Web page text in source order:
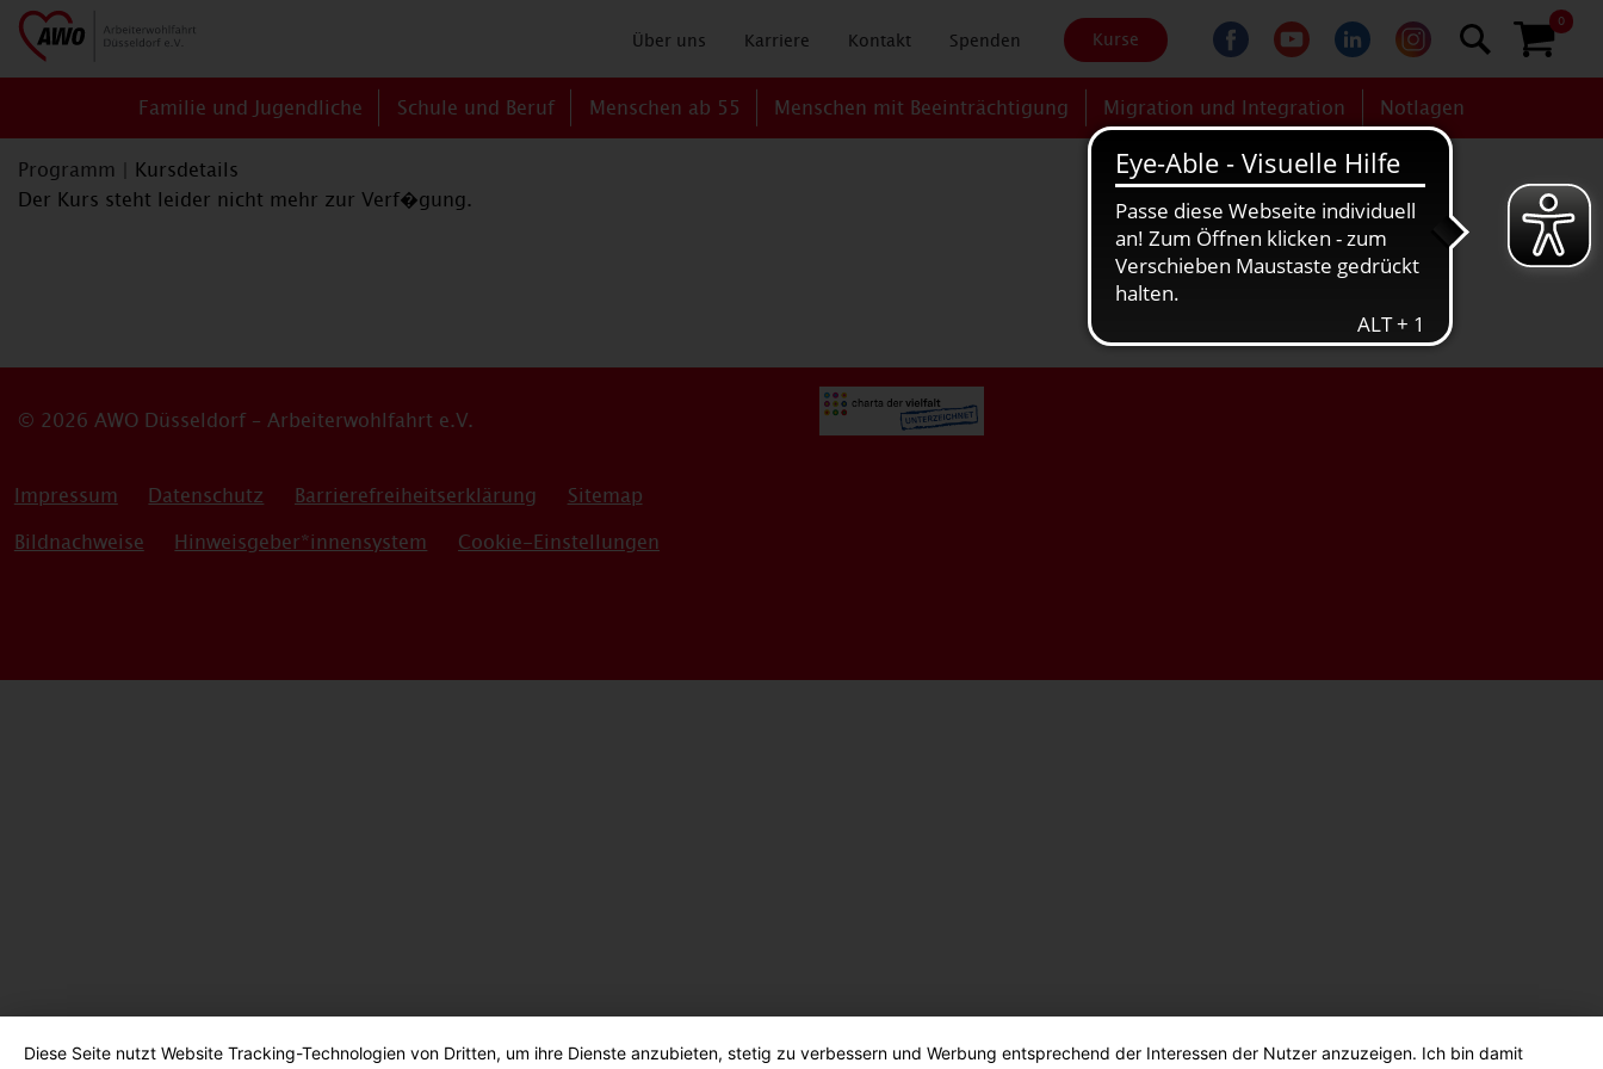
Über uns Karriere Kontakt Spenden Kurse
0
Familie und Jugendliche Schule und Beruf Menschen ab 55 Menschen mit Beeinträchtigung Migration und Integration Notlagen
Programm
Kursdetails
Der Kurs steht leider nicht mehr zur Verf�gung.
Impressum Datenschutz Barrierefreiheitserklärung
Sitemap
Bildnachweise
Hinweisgeber*innensystem Cookie-Einstellungen
© 2026 AWO Düsseldorf – Arbeiterwohlfahrt e.V.
Diese Seite nutzt Website Tracking-Technologien von Dritten, um ihre Dienste anzubieten, stetig zu verbessern und Werbung entsprechend der Interessen der Nutzer anzuzeigen. Ich bin damit